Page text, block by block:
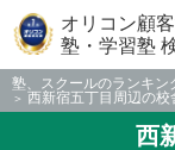
オリコン顧
塾・学習塾
塾、スクールのランキン
西新宿五丁目周辺の校
西